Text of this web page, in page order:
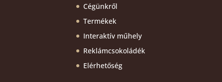
Cégünkről
Termékek
Interaktív műhely
Reklámcsokoládék
Elérhetőség